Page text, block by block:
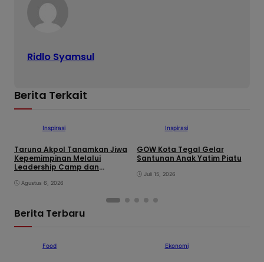
Ridlo Syamsul
Berita Terkait
Inspirasi
Taruna Akpol Tanamkan Jiwa
Kepemimpinan Melalui
Leadership Camp dan
Siswa Sekolah Rakyat
Agustus 6, 2026
Inspirasi
GOW Kota Tegal Gelar
Santunan Anak Yatim Piatu
Juli 15, 2026
Berita Terbaru
Food Ekonomi